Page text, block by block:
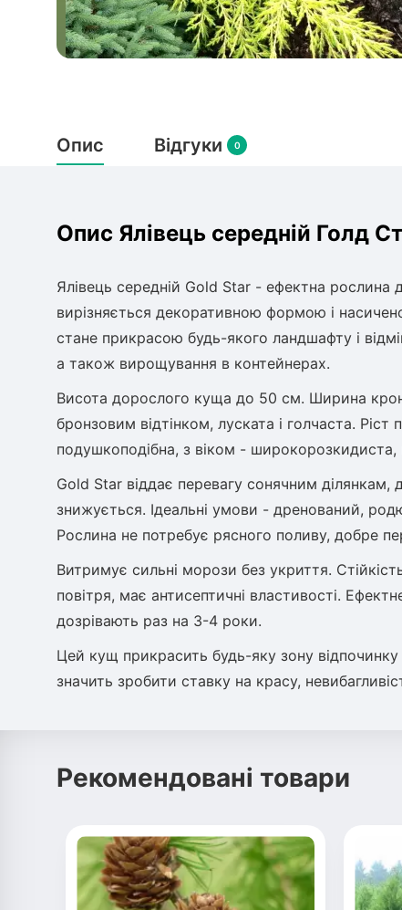
Опис Відгуки 0
Опис Ялівець середній Голд
Ялівець середній Gold Star - ефектна
вирізняється декоративною формою і
стане прикрасою будь-якого ландшафту і
а також вирощування в контейнерах.
Висота дорослого куща до 50 см. Ширина
бронзовим відтінком, луската і голчаста.
подушкоподібна, з віком - широкорозкидиста,
Gold Star віддає перевагу сонячним ділянкам,
знижується. Ідеальні умови - дренований,
Рослина не потребує рясного поливу, добре
Витримує сильні морози без укриття.
повітря, має антисептичні властивості.
дозрівають раз на 3-4 роки.
Цей кущ прикрасить будь-яку зону
значить зробити ставку на красу,
Рекомендовані товари